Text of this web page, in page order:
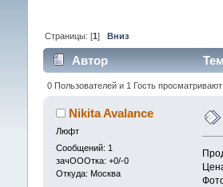
Страницы: [1] Вниз
Автор
0 Пользователей и 1 Гость просматривают
Nikita Avalance
Люфт
Сообщений: 1
зачОООтка: +0/-0
Откуда: Москва